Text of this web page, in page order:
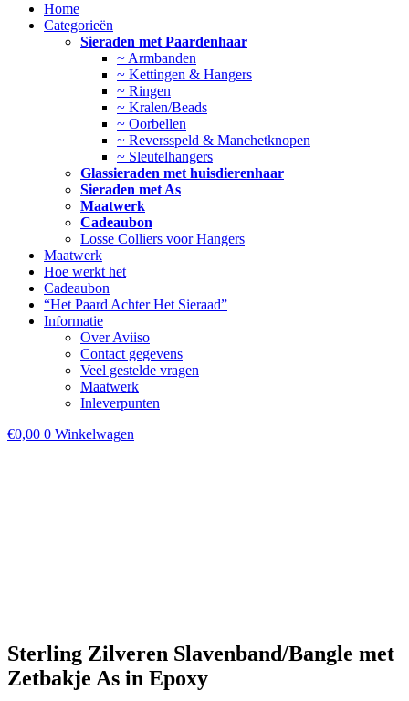
Home
Categorieën
Sieraden met Paardenhaar
~ Armbanden
~ Kettingen & Hangers
~ Ringen
~ Kralen/Beads
~ Oorbellen
~ Reversspeld & Manchetknopen
~ Sleutelhangers
Glassieraden met huisdierenhaar
Sieraden met As
Maatwerk
Cadeaubon
Losse Colliers voor Hangers
Maatwerk
Hoe werkt het
Cadeaubon
“Het Paard Achter Het Sieraad”
Informatie
Over Aviiso
Contact gegevens
Veel gestelde vragen
Maatwerk
Inleverpunten
€0,00 0 Winkelwagen
Sterling Zilveren Slavenband/Bangle met
Zetbakje As in Epoxy